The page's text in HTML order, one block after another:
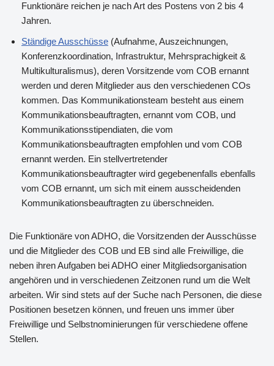
Funktionäre reichen je nach Art des Postens von 2 bis 4
Jahren.
Ständige Ausschüsse (Aufnahme, Auszeichnungen,
Konferenzkoordination, Infrastruktur, Mehrsprachigkeit &
Multikulturalismus), deren Vorsitzende vom COB ernannt
werden und deren Mitglieder aus den verschiedenen COs
kommen. Das Kommunikationsteam besteht aus einem
Kommunikationsbeauftragten, ernannt vom COB, und
Kommunikationsstipendiaten, die vom
Kommunikationsbeauftragten empfohlen und vom COB
ernannt werden. Ein stellvertretender
Kommunikationsbeauftragter wird gegebenenfalls ebenfalls
vom COB ernannt, um sich mit einem ausscheidenden
Kommunikationsbeauftragten zu überschneiden.
Die Funktionäre von ADHO, die Vorsitzenden der Ausschüsse
und die Mitglieder des COB und EB sind alle Freiwillige, die
neben ihren Aufgaben bei ADHO einer Mitgliedsorganisation
angehören und in verschiedenen Zeitzonen rund um die Welt
arbeiten. Wir sind stets auf der Suche nach Personen, die diese
Positionen besetzen können, und freuen uns immer über
Freiwillige und Selbstnominierungen für verschiedene offene
Stellen.